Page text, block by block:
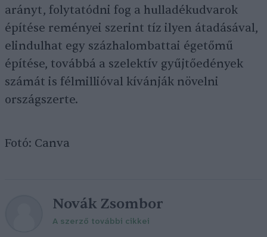
arányt, folytatódni fog a hulladékudvarok
építése reményei szerint tíz ilyen átadásával,
elindulhat egy százhalombattai égetőmű
építése, továbbá a szelektív gyűjtőedények
számát is félmillióval kívánják növelni
országszerte.
Fotó: Canva
Novák Zsombor
A szerző további cikkei